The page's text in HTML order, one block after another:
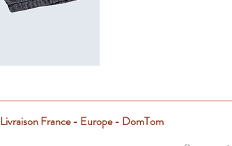
France - Europe - DomTom